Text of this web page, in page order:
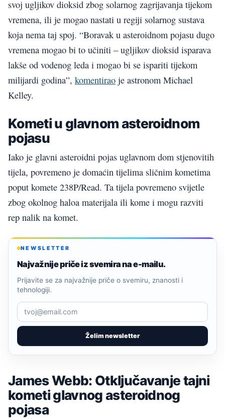
svoj ugljikov dioksid zbog solarnog zagrijavanja tijekom
vremena, ili je mogao nastati u regiji solarnog sustava
koja nema taj spoj. “Boravak u asteroidnom pojasu dugo
vremena mogao bi to učiniti – ugljikov dioksid isparava
lakše od vodenog leda i mogao bi se ispariti tijekom
milijardi godina”, komentirao je astronom Michael
Kelley.
Kometi u glavnom asteroidnom
pojasu
Iako je glavni asteroidni pojas uglavnom dom stjenovitih
tijela, povremeno je domaćin tijelima sličnim kometima
poput komete 238P/Read. Ta tijela povremeno svijetle
zbog okolnog haloa materijala ili kome i mogu razviti
rep nalik na komet.
NEWSLETTER
Najvažnije priče iz svemira na e-mailu.
Želim newsletter
Prijavite se za najvažnije priče o svemiru, znanosti i
tehnologiji.
James Webb: Otključavanje tajni
kometi glavnog asteroidnog
pojasa